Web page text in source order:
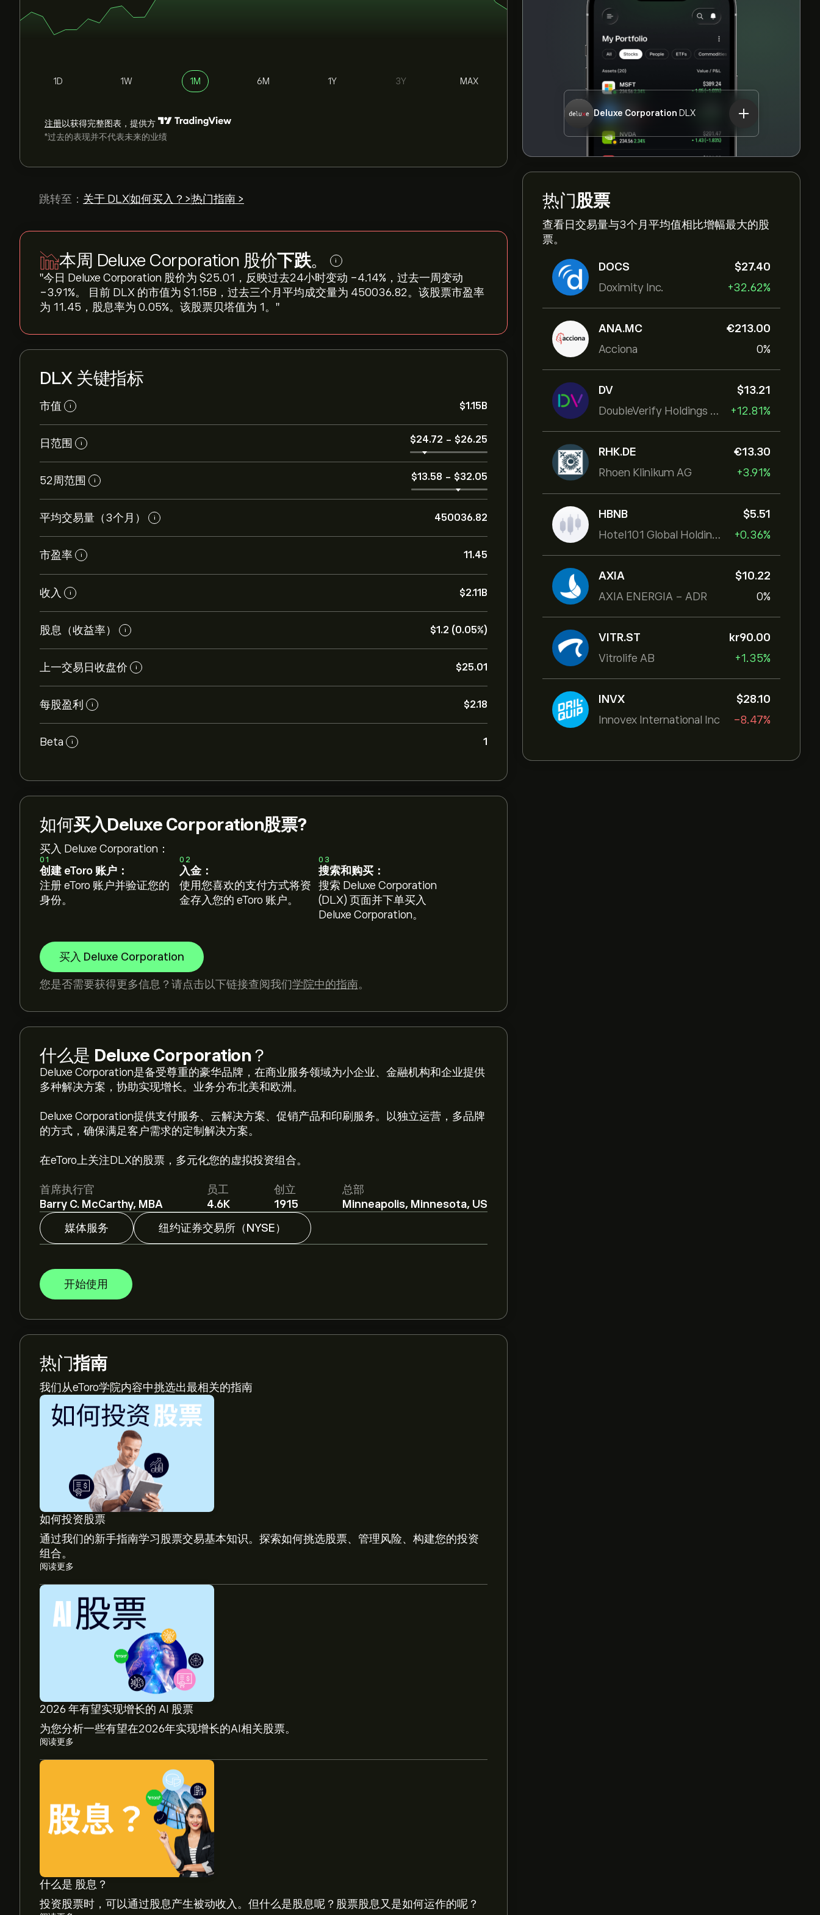
Deluxe Corporation DLX
热门股票
查看日交易量与3个月平均值相比增幅最大的股
票。
DOCS
Doximity Inc.
‎$‎27.40
+32.62%
ANA.MC
Acciona
‎€‎213.00
0%
DV
DoubleVerify Holdings Inc
‎$‎13.21
+12.81%
RHK.DE
Rhoen Klinikum AG
‎€‎13.30
+3.91%
HBNB
Hotel101 Global Holdings Corp
‎$‎5.51
+0.36%
AXIA
AXIA ENERGIA - ADR
‎$‎10.22
0%
VITR.ST
Vitrolife AB
‎kr‎90.00
+1.35%
INVX
Innovex International Inc
‎$‎28.10
-8.47%
1D 1W 1M 6M 1Y 3Y MAX
注册以获得完整图表，提供方
*过去的表现并不代表未来的业绩
跳转至： 关于 DLX如何买入？>热门指南 >
本周 Deluxe Corporation 股价下跌。 i
"今日 Deluxe Corporation 股价为 ‎$‎25.01，反映过去24小时变动 ‎-4.14‎%，过去一周变动
‎-3.91‎%。 目前 DLX 的市值为 ‎$‎1.15B，过去三个月平均成交量为 450036.82。该股票市盈率
为 11.45，股息率为 0.05%。该股票贝塔值为 1。"
DLX 关键指标
市值 i ‎$‎1.15B
日范围 i ‎$‎24.72 - ‎$‎26.25
52周范围 i ‎$‎13.58 - ‎$‎32.05
平均交易量（3个月） i 450036.82
市盈率 i 11.45
收入 i ‎$‎2.11B
股息（收益率） i ‎$‎1.2 (0.05%)
上一交易日收盘价 i ‎$‎25.01
每股盈利 i ‎$‎2.18
Beta i 1
如何买入Deluxe Corporation股票?
买入 Deluxe Corporation：
01
创建 eToro 账户：
注册 eToro 账户并验证您的
身份。
02
入金：
使用您喜欢的支付方式将资
金存入您的 eToro 账户。
03
搜索和购买：
搜索 Deluxe Corporation
(DLX) 页面并下单买入
Deluxe Corporation。
买入 Deluxe Corporation
您是否需要获得更多信息？请点击以下链接查阅我们学院中的指南。
什么是 Deluxe Corporation？
Deluxe Corporation是备受尊重的豪华品牌，在商业服务领域为小企业、金融机构和企业提供
多种解决方案，协助实现增长。业务分布北美和欧洲。
Deluxe Corporation提供支付服务、云解决方案、促销产品和印刷服务。以独立运营，多品牌
的方式，确保满足客户需求的定制解决方案。
在eToro上关注DLX的股票，多元化您的虚拟投资组合。
首席执行官
Barry C. McCarthy, MBA
员工
4.6K
创立
1915
总部
Minneapolis, Minnesota, US
媒体服务
纽约证券交易所（NYSE）
开始使用
热门指南
我们从eToro学院内容中挑选出最相关的指南
如何投资股票
通过我们的新手指南学习股票交易基本知识。探索如何挑选股票、管理风险、构建您的投资
组合。
阅读更多
2026 年有望实现增长的 AI 股票
为您分析一些有望在2026年实现增长的AI相关股票。
阅读更多
什么是 股息？
投资股票时，可以通过股息产生被动收入。但什么是股息呢？股票股息又是如何运作的呢？
DLX 现价为‎$‎25.01。
Deluxe Corporation 的平均价格目标为‎$‎25.01。
目标。
分析师根据市场趋势、财务报告和预期增长对Deluxe Corporation的预测。查看最新预测，了
Deluxe Corporation 市值为 ‎$‎1.15B 美元